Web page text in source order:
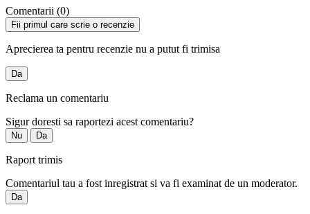
Comentarii (0)
Fii primul care scrie o recenzie
Aprecierea ta pentru recenzie nu a putut fi trimisa
Da
Reclama un comentariu
Sigur doresti sa raportezi acest comentariu?
Nu Da
Raport trimis
Comentariul tau a fost inregistrat si va fi examinat de un moderator.
Da